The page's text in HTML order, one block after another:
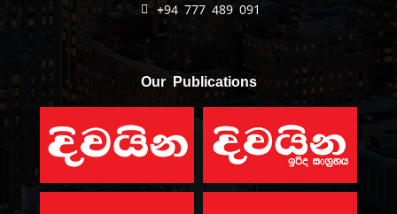
+94 777 489 091
Our Publications